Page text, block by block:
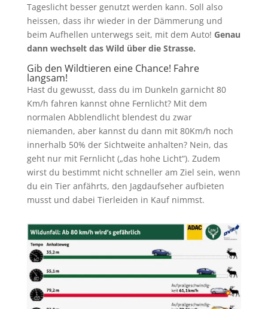
Tageslicht besser genutzt werden kann. Soll also
heissen, dass ihr wieder in der Dämmerung und
beim Aufhellen unterwegs seit, mit dem Auto! Genau
dann wechselt das Wild über die Strasse.
Gib den Wildtieren eine Chance! Fahre
langsam!
Hast du gewusst, dass du im Dunkeln garnicht 80
Km/h fahren kannst ohne Fernlicht? Mit dem
normalen Abblendlicht blendest du zwar
niemanden, aber kannst du dann mit 80Km/h noch
innerhalb 50% der Sichtweite anhalten? Nein, das
geht nur mit Fernlicht („das hohe Licht“). Zudem
wirst du bestimmt nicht schneller am Ziel sein, wenn
du ein Tier anfährts, den Jagdaufseher aufbieten
musst und dabei Tierleiden in Kauf nimmst.